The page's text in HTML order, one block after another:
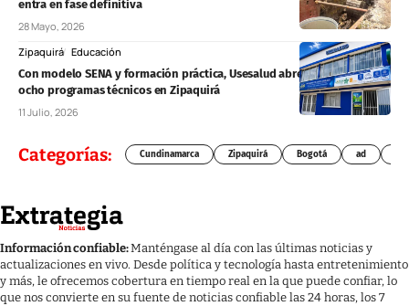
entra en fase definitiva
28 Mayo, 2026
Zipaquirá Educación
Con modelo SENA y formación práctica, Usesalud abre matrículas para
ocho programas técnicos en Zipaquirá
11 Julio, 2026
Categorías: Cundinamarca Zipaquirá Bogotá ad
Información confiable:Manténgase al día con las últimas noticias y
actualizaciones en vivo. Desde política y tecnología hasta entretenimiento
y más, le ofrecemos cobertura en tiempo real en la que puede confiar, lo
que nos convierte en su fuente de noticias confiable las 24 horas, los 7